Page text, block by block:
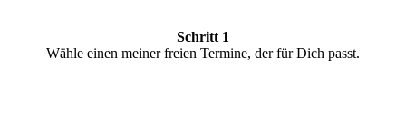
Schritt 1
Wähle einen meiner freien Termine, der für Dich passt.